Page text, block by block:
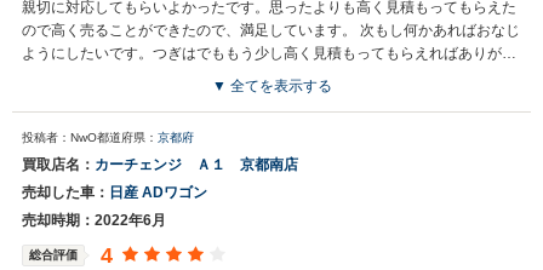
親切に対応してもらいよかったです。思ったよりも高く見積もってもらえた
ので高く売ることができたので、満足しています。 次もし何かあればおなじ
ようにしたいです。つぎはでももう少し高く見積もってもらえればありがた
▼ 全てを表示する
投稿者：NwO都道府県： 京都府
買取店名： カーチェンジ Ａ１ 京都南店
売却した車： 日産 ADワゴン
売却時期：2022年6月
総合評価 4